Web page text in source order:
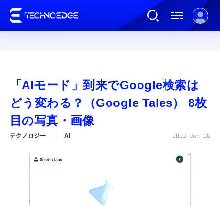
ガジェット
カルチャー
「AIモード」到来でGoogle検索は
どう変わる？（Google Tales） 8枚
目の写真・画像
テクノロジー AI 2025 Jun 16